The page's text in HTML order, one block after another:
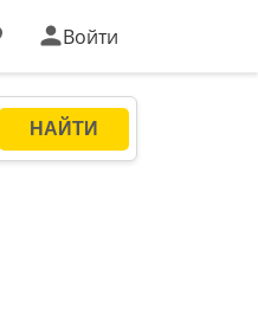
Войти